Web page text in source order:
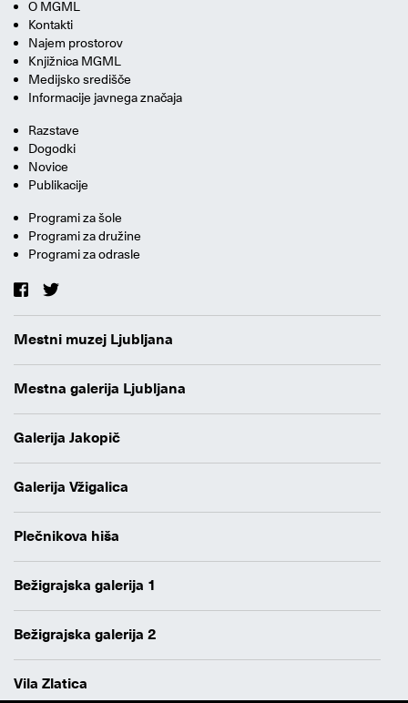
O MGML
Kontakti
Najem prostorov
Knjižnica MGML
Medijsko središče
Informacije javnega značaja
Razstave
Dogodki
Novice
Publikacije
Programi za šole
Programi za družine
Programi za odrasle
Mestni muzej Ljubljana
Mestna galerija Ljubljana
Galerija Jakopič
Galerija Vžigalica
Plečnikova hiša
Bežigrajska galerija 1
Bežigrajska galerija 2
Vila Zlatica